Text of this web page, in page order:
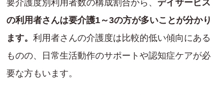
要介護度別利用者数の構成割合から、 デイサービス
の利用者さんは要介護1～3の方が多いことが分かり
ます。 利用者さんの介護度は比較的低い傾向にある
ものの、日常生活動作のサポートや認知症ケアが必
要な方もいます。